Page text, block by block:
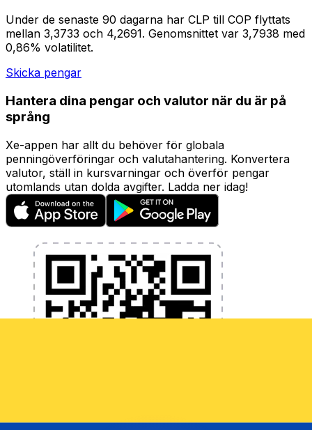
Under de senaste 90 dagarna har CLP till COP flyttats
mellan 3,3733 och 4,2691. Genomsnittet var 3,7938 med
0,86% volatilitet.
Skicka pengar
Hantera dina pengar och valutor när du är på
språng
Xe-appen har allt du behöver för globala
penningöverföringar och valutahantering. Konvertera
valutor, ställ in kursvarningar och överför pengar
utomlands utan dolda avgifter. Ladda ner idag!